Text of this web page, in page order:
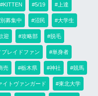
#KITTEN #5/19 #上達
募集中 #沼民 #大学生
迎 #攻略部 #脱毛
ブレイドファン #単身者
売 #栃木県 #神社 #競馬
イトヴァンガード #東北大学